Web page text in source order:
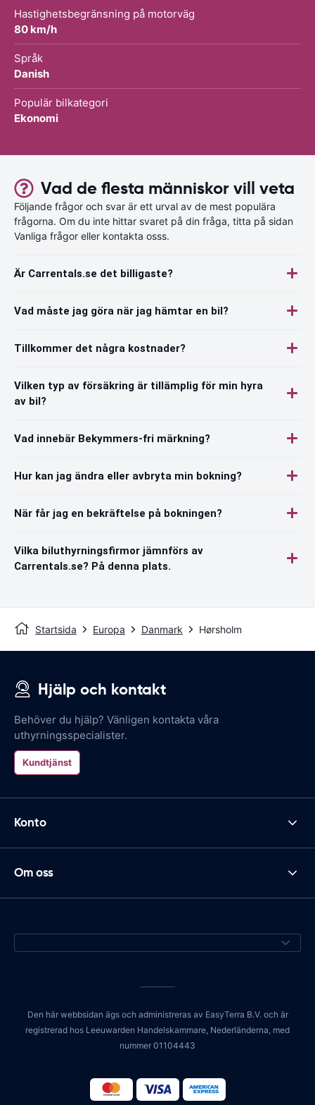
Hastighetsbegränsning på motorväg
80 km/h
Språk
Danish
Populär bilkategori
Ekonomi
Vad de flesta människor vill veta
Följande frågor och svar är ett urval av de mest populära
frågorna. Om du inte hittar svaret på din fråga, titta på sidan
Vanliga frågor eller kontakta osss.
Är Carrentals.se det billigaste?
Vad måste jag göra när jag hämtar en bil?
Tillkommer det några kostnader?
Vilken typ av försäkring är tillämplig för min hyra
av bil?
Vad innebär Bekymmers-fri märkning?
Hur kan jag ändra eller avbryta min bokning?
När får jag en bekräftelse på bokningen?
Vilka biluthyrningsfirmor jämnförs av
Carrentals.se? På denna plats.
Startsida Europa Danmark Hørsholm
Hjälp och kontakt
Behöver du hjälp? Vänligen kontakta våra
uthyrningsspecialister.
Kundtjänst
Konto
Om oss
Den här webbsidan ägs och administreras av EasyTerra B.V. och är
registrerad hos Leeuwarden Handelskammare, Nederländerna, med
nummer 01104443